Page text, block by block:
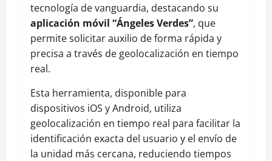
tecnología de vanguardia, destacando su
aplicación móvil “Ángeles Verdes”, que
permite solicitar auxilio de forma rápida y
precisa a través de geolocalización en tiempo
real.
Esta herramienta, disponible para
dispositivos iOS y Android, utiliza
geolocalización en tiempo real para facilitar la
identificación exacta del usuario y el envío de
la unidad más cercana, reduciendo tiempos